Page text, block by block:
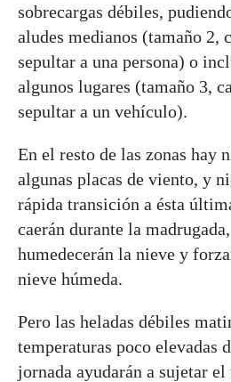
sobrecargas débiles,
aludes medianos (tamaño 2,
sepultar a una persona) o
algunos lugares (tamaño 3,
sepultar a un vehículo).
En el resto de las zonas hay
algunas placas de viento, y
rápida transición a ésta
caerán durante la
humedecerán la nieve y
nieve húmeda.
Pero las heladas débiles
temperaturas poco elevadas
jornada ayudarán a sujetar